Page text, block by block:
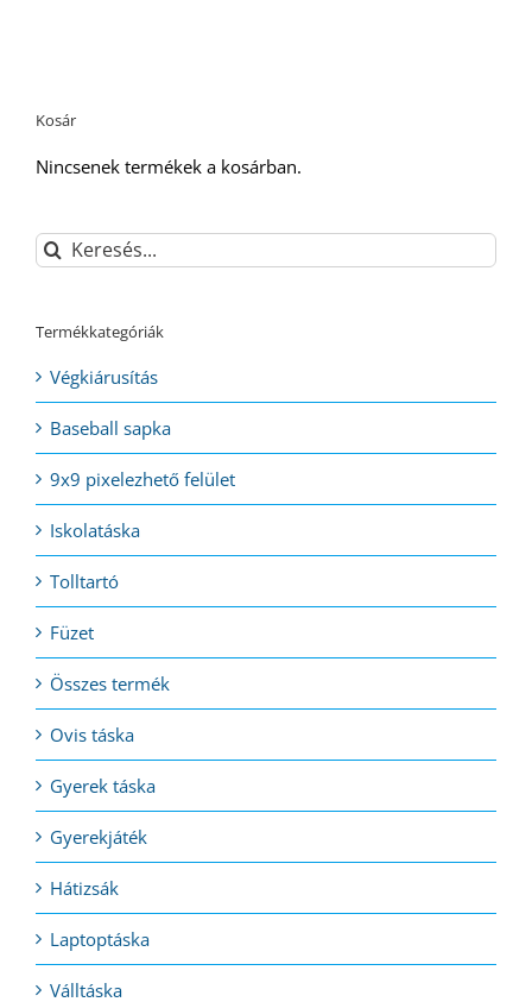
Kosár
Nincsenek termékek a kosárban.
Keresés...
Termékkategóriák
Végkiárusítás
Baseball sapka
9x9 pixelezhető felület
Iskolatáska
Tolltartó
Füzet
Összes termék
Ovis táska
Gyerek táska
Gyerekjáték
Hátizsák
Laptoptáska
Válltáska